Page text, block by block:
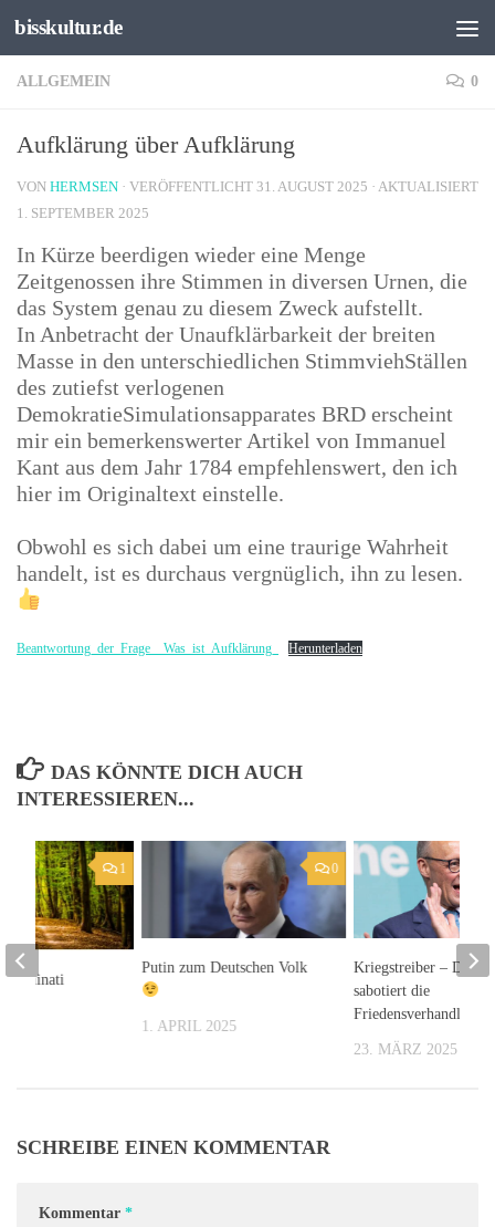
Unter dem Inhalt
bisskultur.de
ALLGEMEIN 0
Aufklärung über Aufklärung
VON HERMSEN · VERÖFFENTLICHT 31. AUGUST 2025 · AKTUALISIERT
1. SEPTEMBER 2025
In Kürze beerdigen wieder eine Menge
Zeitgenossen ihre Stimmen in diversen Urnen, die
das System genau zu diesem Zweck aufstellt.
In Anbetracht der Unaufklärbarkeit der breiten
Masse in den unterschiedlichen StimmviehStällen
des zutiefst verlogenen
DemokratieSimulationsapparates BRD erscheint
mir ein bemerkenswerter Artikel von Immanuel
Kant aus dem Jahr 1784 empfehlenswert, den ich
hier im Originaltext einstelle.
Obwohl es sich dabei um eine traurige Wahrheit
handelt, ist es durchaus vergnüglich, ihn zu lesen.
Beantwortung_der_Frage__Was_ist_Aufklärung_ Herunterladen
DAS KÖNNTE DICH AUCH
INTERESSIEREN...
0
Putin zum Deutschen Volk
1. APRIL 2025
Kriegstreiber –
sabotiert die
23. MÄRZ 2025
1
SCHREIBE EINEN KOMMENTAR
Kommentar *